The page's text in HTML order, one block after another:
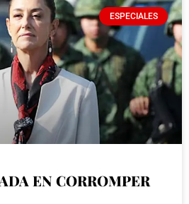
ESPECIALES
EN CORROMPER